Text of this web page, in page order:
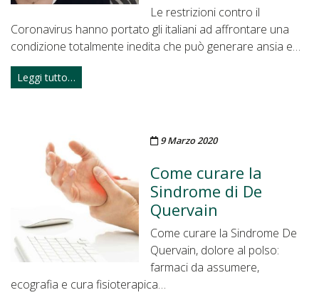
Le restrizioni contro il
Coronavirus hanno portato gli italiani ad affrontare una
condizione totalmente inedita che può generare ansia e…
Leggi tutto…
Pubblicato il
9 Marzo 2020
Come curare la
Sindrome di De
Quervain
Come curare la Sindrome De
Quervain, dolore al polso:
farmaci da assumere,
ecografia e cura fisioterapica…